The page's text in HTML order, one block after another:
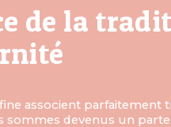
de la
associent parfaitement
sommes devenus un